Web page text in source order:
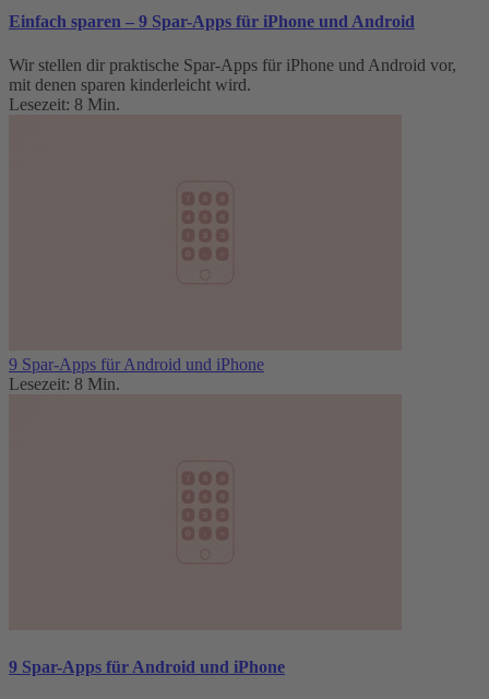
Einfach sparen – 9 Spar-Apps für iPhone und Android
Wir stellen dir praktische Spar-Apps für iPhone und Android vor,
mit denen sparen kinderleicht wird.
Lesezeit: 8 Min.
9 Spar-Apps für Android und iPhone
Lesezeit: 8 Min.
9 Spar-Apps für Android und iPhone